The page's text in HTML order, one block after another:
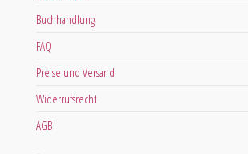
Buchhandlung
FAQ
Preise und Versand
Widerrufsrecht
AGB